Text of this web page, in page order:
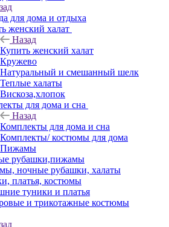
для дома и отдыха
женский халат
Назад
Купить женский халат
Кружево
Натуральный и смешанный шелк
Теплые халаты
Вискоза,хлопок
для дома и сна
Назад
Комплекты для дома и сна
Комплекты/ костюмы для дома
Пижамы
рубашки,пижамы
ночные рубашки, халаты
платья, костюмы
туники и платья
и трикотажные костюмы